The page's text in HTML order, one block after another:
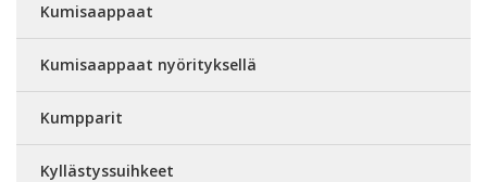
Kumisaappaat
Kumisaappaat nyörityksellä
Kumpparit
Kyllästyssuihkeet